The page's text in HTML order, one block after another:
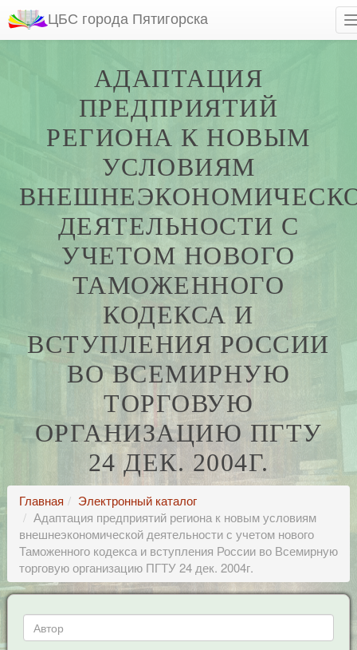
ЦБС города Пятигорска
АДАПТАЦИЯ
ПРЕДПРИЯТИЙ
РЕГИОНА К НОВЫМ
УСЛОВИЯМ
ДЕЯТЕЛЬНОСТИ С
УЧЕТОМ НОВОГО
ТАМОЖЕННОГО
КОДЕКСА И
ВСТУПЛЕНИЯ РОССИИ
ВО ВСЕМИРНУЮ
ТОРГОВУЮ
ОРГАНИЗАЦИЮ ПГТУ
24 ДЕК. 2004Г.
Главная
Электронный каталог
Адаптация предприятий региона к новым условиям
внешнеэкономической деятельности с учетом нового
Таможенного кодекса и вступления России во Всемирную
торговую организацию ПГТУ 24 дек. 2004г.